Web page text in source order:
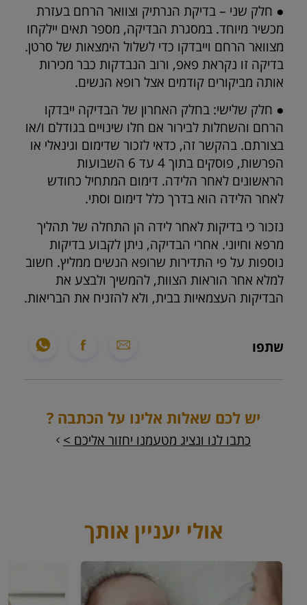
● חלק שני – בדיקת הנרתיק וצוואר הרחם בעזרת
מכשיר מיוחד. במסגרת הבדיקה, מספר תאים יילקחו
מצוואר הרחם וייבדקו כדי לשלול הימצאות של סרטן.
בדיקה זו נקראת פאפ, ורוב הנבדקות כבר מכירות
אותה מביקורים קודמים אצל רופא הנשים.
● חלק שלישי: בחלק האחרון של הבדיקה ייבדקו
הרחם והשחלות לבירור אם חלו שינויים בגודלם ו/או
בצורתם. בהקשר זה, כדאי לזכור שדימום וגינאלי או
הפרשות, פוסקים בתוך 4 עד 6 השבועות
הראשונים לאחר הלידה. דימום המתחיל כחודש
לאחר הלידה הוא בדרך כלל דימום וסתי.
נזכור כי בדיקות לאחר לידה הן התחלה של תהליך
מרפא וחיוני. אחרי הבדיקה, ניתן לקבוע בדיקות
נוספות על פי התדירות שרופא הנשים ממליץ. חשוב
למלא אחר הוראות הצוות, להמשיך ולבצע את
הבדיקות העצמאיות בבית, ולא להזניח את הבריאות.
שתפו
יש לכם שאלות אלינו על הכתבה ?
כתבו לנו ונציג מטעמנו יחזור אליכם >
אולי יעניין אותך